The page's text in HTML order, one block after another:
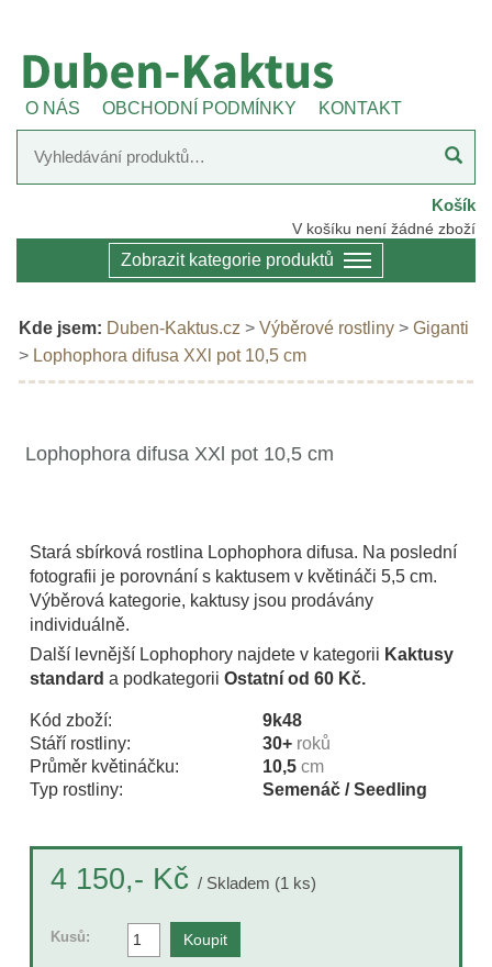
O NÁS OBCHODNÍ PODMÍNKY KONTAKT
Košík
V košíku není žádné zboží
Zobrazit kategorie produktů
Kde jsem: Duben-Kaktus.cz > Výběrové rostliny > Giganti
> Lophophora difusa XXl pot 10,5 cm
Lophophora difusa XXl pot 10,5 cm
Stará sbírková rostlina Lophophora difusa. Na poslední
fotografii je porovnání s kaktusem v květináči 5,5 cm.
Výběrová kategorie, kaktusy jsou prodávány
individuálně.
Další levnější Lophophory najdete v kategorii Kaktusy
standard a podkategorii Ostatní od 60 Kč.
Kód zboží:
9k48
Stáří rostliny:
30+ roků
Průměr květináčku:
10,5 cm
Typ rostliny:
Semenáč / Seedling
4 150,- Kč / Skladem (1 ks)
Kusů: